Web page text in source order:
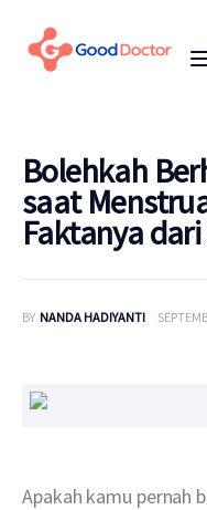
Untuk Bisnis
Bolehkah
saat
Faktanya
BY NANDA HADIYANTI
Apakah kamu pernah